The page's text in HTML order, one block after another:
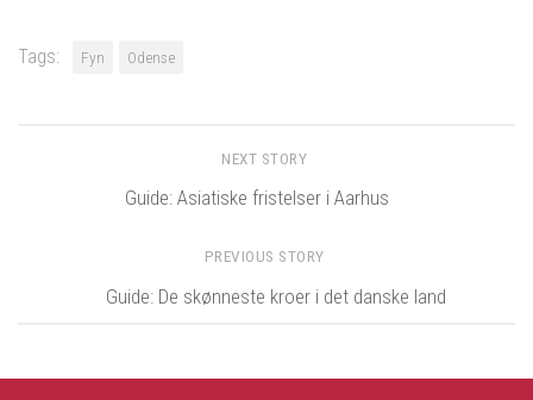
Tags: Fyn Odense
NEXT STORY
Guide: Asiatiske fristelser i Aarhus
PREVIOUS STORY
Guide: De skønneste kroer i det danske land